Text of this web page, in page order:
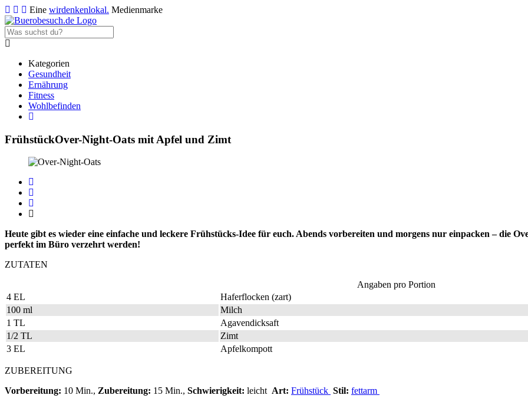
Eine wirdenkenlokal. Medienmarke
Kategorien
Gesundheit
Ernährung
Fitness
Wohlbefinden
FrühstückOver-Night-Oats mit Apfel und Zimt
Heute gibt es wieder eine einfache und leckere Frühstücks-Idee für euch. Abends vorbereiten und morgens nur einpacken – die
perfekt im Büro verzehrt werden!
ZUTATEN
Angaben pro Portion
4 EL
Haferflocken (zart)
100 ml
Milch
1 TL
Agavendicksaft
1/2 TL
Zimt
3 EL
Apfelkompott
ZUBEREITUNG
Vorbereitung: 10 Min., Zubereitung: 15 Min., Schwierigkeit: leicht Art: Frühstück Stil: fettarm